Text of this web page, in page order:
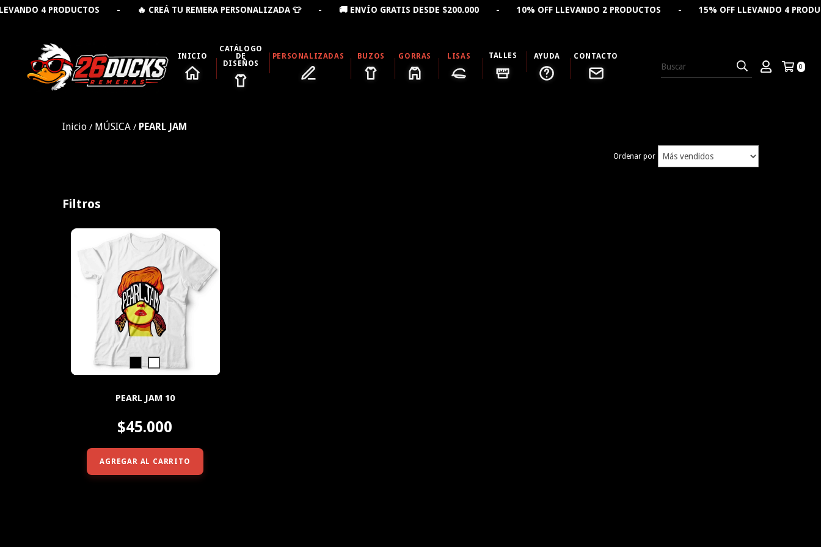
4 PRODUCTOS - 🔥 CREÁ TU REMERA PERSONALIZADA 👕 - 🚚 ENVÍO GRATIS DESDE $200.000 - 10% OFF LLEVANDO 2 PRODUCTOS - 15% OFF LLEVANDO 4
INICIO
CATÁLOGO
DE
DISEÑOS
PERSONALIZADAS BUZOS GORRAS LISAS TALLES AYUDA CONTACTO
0
Inicio / MÚSICA / PEARL JAM
Ordenar por
Filtros
PEARL JAM 10
$45.000
AGREGAR AL CARRITO